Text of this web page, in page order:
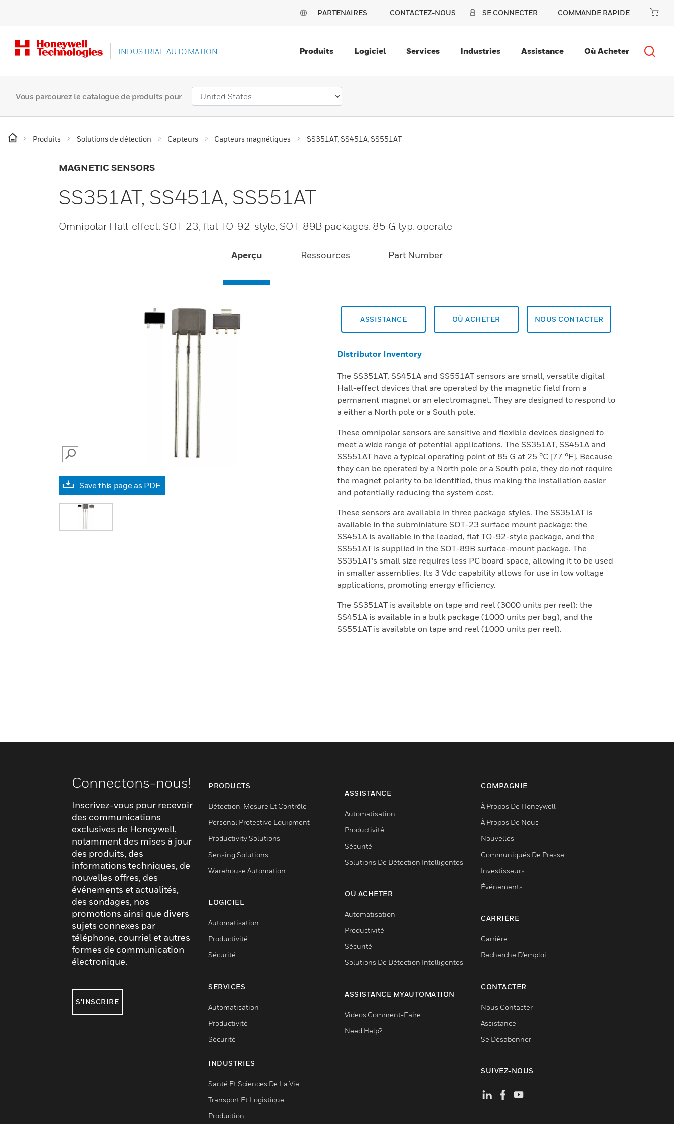
PARTENAIRES CONTACTEZ-NOUS SE CONNECTER COMMANDE RAPIDE
INDUSTRIAL AUTOMATION Produits Logiciel Services Industries Assistance Où Acheter
Vous parcourez le catalogue de produits pour
Produits Solutions de détection Capteurs Capteurs magnétiques SS351AT, SS451A, SS551AT
MAGNETIC SENSORS
SS351AT, SS451A, SS551AT
Omnipolar Hall-effect. SOT-23, flat TO-92-style, SOT-89B packages. 85 G typ. operate
Aperçu Ressources Part Number
SEARCH
Save this page as PDF
ASSISTANCE OÙ ACHETER NOUS CONTACTER
Distributor Inventory
The SS351AT, SS451A and SS551AT sensors are small, versatile digital
Hall-effect devices that are operated by the magnetic field from a
permanent magnet or an electromagnet. They are designed to respond to
a either a North pole or a South pole.
These omnipolar sensors are sensitive and flexible devices designed to
meet a wide range of potential applications. The SS351AT, SS451A and
SS551AT have a typical operating point of 85 G at 25 °C [77 °F]. Because
they can be operated by a North pole or a South pole, they do not require
the magnet polarity to be identified, thus making the installation easier
and potentially reducing the system cost.
These sensors are available in three package styles. The SS351AT is
available in the subminiature SOT-23 surface mount package: the
SS451A is available in the leaded, flat TO-92-style package, and the
SS551AT is supplied in the SOT-89B surface-mount package. The
SS351AT’s small size requires less PC board space, allowing it to be used
in smaller assemblies. Its 3 Vdc capability allows for use in low voltage
applications, promoting energy efficiency.
The SS351AT is available on tape and reel (3000 units per reel): the
SS451A is available in a bulk package (1000 units per bag), and the
SS551AT is available on tape and reel (1000 units per reel).
Connectons-nous!
Inscrivez-vous pour recevoir
des communications
exclusives de Honeywell,
notamment des mises à jour
des produits, des
informations techniques, de
nouvelles offres, des
événements et actualités,
des sondages, nos
promotions ainsi que divers
sujets connexes par
téléphone, courriel et autres
formes de communication
électronique.
S'INSCRIRE
PRODUCTS
Détection, Mesure Et Contrôle
Personal Protective Equipment
Productivity Solutions
Sensing Solutions
Warehouse Automation
LOGICIEL
Automatisation
Productivité
Sécurité
SERVICES
Automatisation
Productivité
Sécurité
INDUSTRIES
Santé Et Sciences De La Vie
Transport Et Logistique
Production
ASSISTANCE
Automatisation
Productivité
Sécurité
Solutions De Détection Intelligentes
OÙ ACHETER
Automatisation
Productivité
Sécurité
Solutions De Détection Intelligentes
ASSISTANCE MYAUTOMATION
Videos Comment-Faire
Need Help?
COMPAGNIE
À Propos De Honeywell
À Propos De Nous
Nouvelles
Communiqués De Presse
Investisseurs
Événements
CARRIÈRE
Carrière
Recherche D'emploi
CONTACTER
Nous Contacter
Assistance
Se Désabonner
SUIVEZ-NOUS